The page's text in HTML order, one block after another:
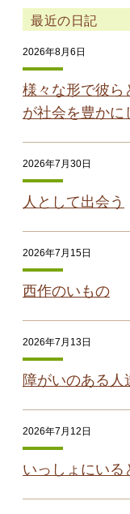
最近の日記
2026年8月6日
様々な形で彼ら
が社会を豊かに
2026年7月30日
人として出会う
2026年7月15日
西作のいもの
2026年7月13日
障がいのある人
2026年7月12日
いっしょにいる